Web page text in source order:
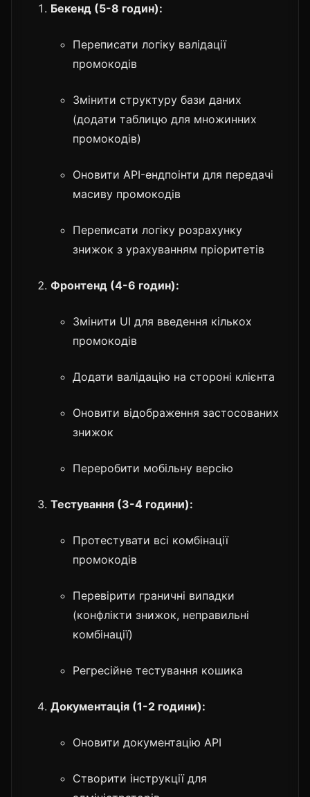
Бекенд (5-8 годин):
Переписати логіку валідації
промокодів
Змінити структуру бази даних
(додати таблицю для множинних
промокодів)
Оновити API-ендпоінти для передачі
масиву промокодів
Переписати логіку розрахунку
знижок з урахуванням пріоритетів
Фронтенд (4-6 годин):
Змінити UI для введення кількох
промокодів
Додати валідацію на стороні клієнта
Оновити відображення застосованих
знижок
Переробити мобільну версію
Тестування (3-4 години):
Протестувати всі комбінації
промокодів
Перевірити граничні випадки
(конфлікти знижок, неправильні
комбінації)
Регресійне тестування кошика
Документація (1-2 години):
Оновити документацію API
Створити інструкції для